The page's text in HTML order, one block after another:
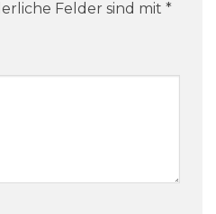
Felder sind mit *